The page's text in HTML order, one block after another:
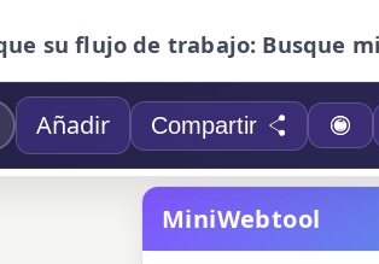
su flujo de trabajo: Busque
Añadir Compartir
MiniWebtool